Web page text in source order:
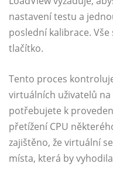
nastavení testu a
poslední kalibrace.
tlačítko.
Tento proces
virtuálních uživatelů
potřebujete k
přetížení CPU
zajištěno, že virtuální
místa, která by